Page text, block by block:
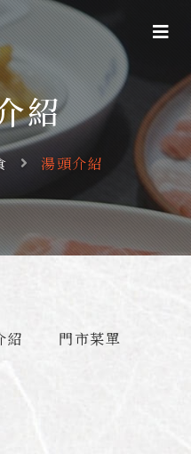
紹
湯頭介紹
紹 門市菜單